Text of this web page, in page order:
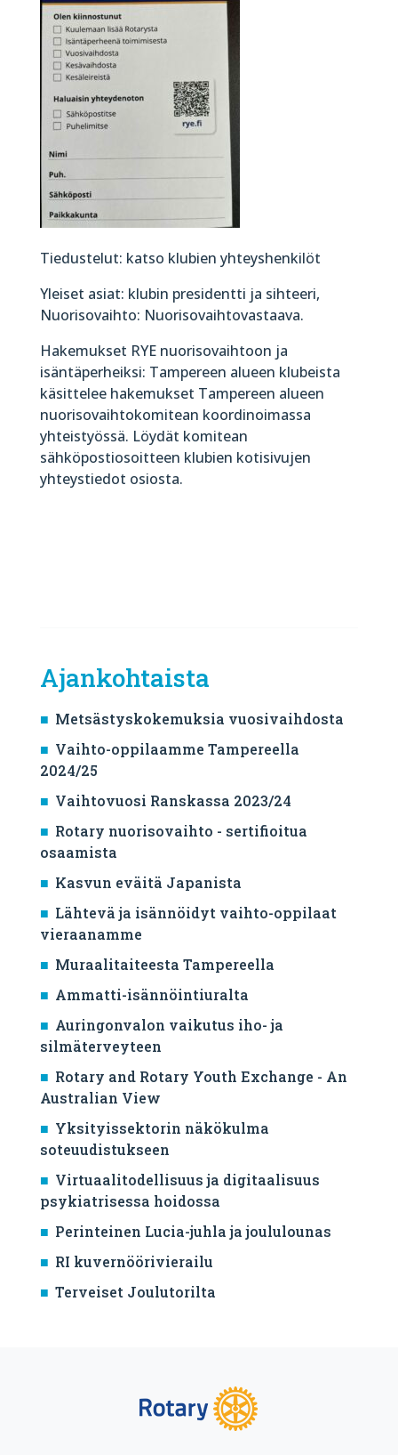
Tiedustelut: katso klubien yhteyshenkilöt
Yleiset asiat: klubin presidentti ja sihteeri,
Nuorisovaihto: Nuorisovaihtovastaava.
Hakemukset RYE nuorisovaihtoon ja
isäntäperheiksi: Tampereen alueen klubeista
käsittelee hakemukset Tampereen alueen
nuorisovaihtokomitean koordinoimassa
yhteistyössä. Löydät komitean
sähköpostiosoitteen klubien kotisivujen
yhteystiedot osiosta.
Ajankohtaista
Metsästyskokemuksia vuosivaihdosta
Vaihto-oppilaamme Tampereella
2024/25
Vaihtovuosi Ranskassa 2023/24
Rotary nuorisovaihto - sertifioitua
osaamista
Kasvun eväitä Japanista
Lähtevä ja isännöidyt vaihto-oppilaat
vieraanamme
Muraalitaiteesta Tampereella
Ammatti-isännöintiuralta
Auringonvalon vaikutus iho- ja
silmäterveyteen
Rotary and Rotary Youth Exchange - An
Australian View
Yksityissektorin näkökulma
soteuudistukseen
Virtuaalitodellisuus ja digitaalisuus
psykiatrisessa hoidossa
Perinteinen Lucia-juhla ja joululounas
RI kuvernöörivierailu
Terveiset Joulutorilta